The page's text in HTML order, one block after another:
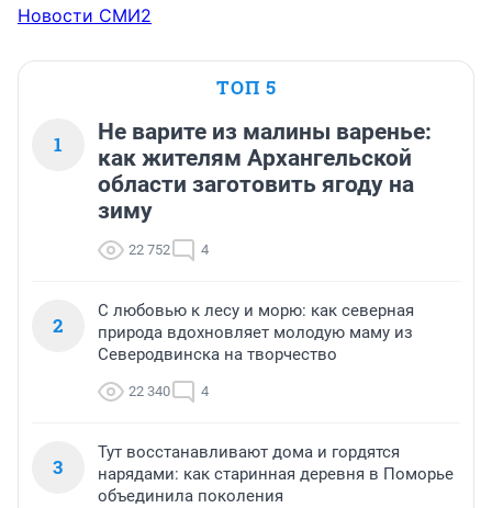
Новости СМИ2
ТОП 5
1
Не варите из малины варенье:
как жителям Архангельской
области заготовить ягоду на
зиму
22 752 4
2
С любовью к лесу и морю: как северная
природа вдохновляет молодую маму из
Северодвинска на творчество
22 340 4
3
Тут восстанавливают дома и гордятся
нарядами: как старинная деревня в Поморье
объединила поколения